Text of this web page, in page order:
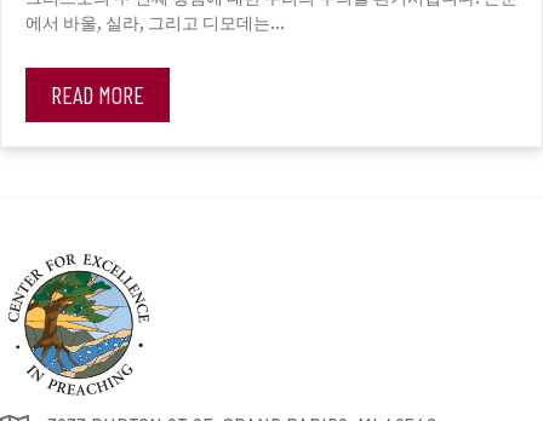
에서 바울, 실라, 그리고 디모데는…
READ MORE